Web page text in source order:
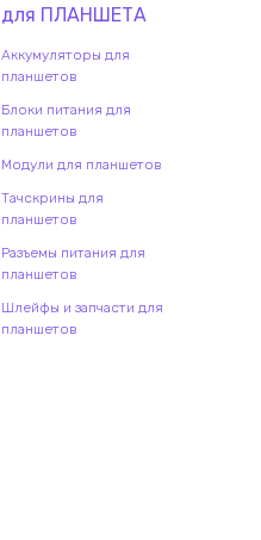
для ПЛАНШЕТА
Аккумуляторы для
планшетов
Блоки питания для
планшетов
Модули для планшетов
Тачскрины для
планшетов
Разъемы питания для
планшетов
Шлейфы и запчасти для
планшетов